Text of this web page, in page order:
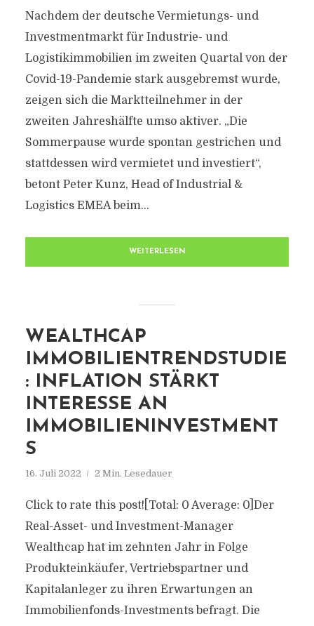
Nachdem der deutsche Vermietungs- und
Investmentmarkt für Industrie- und
Logistikimmobilien im zweiten Quartal von der
Covid-19-Pandemie stark ausgebremst wurde,
zeigen sich die Marktteilnehmer in der
zweiten Jahreshälfte umso aktiver. „Die
Sommerpause wurde spontan gestrichen und
stattdessen wird vermietet und investiert“,
betont Peter Kunz, Head of Industrial &
Logistics EMEA beim...
WEITERLESEN
WEALTHCAP
IMMOBILIENTRENDSTUDIE
: INFLATION STÄRKT
INTERESSE AN
IMMOBILIENINVESTMENT
S
16. Juli 2022 2 Min. Lesedauer
Click to rate this post![Total: 0 Average: 0]Der
Real-Asset- und Investment-Manager
Wealthcap hat im zehnten Jahr in Folge
Produkteinkäufer, Vertriebspartner und
Kapitalanleger zu ihren Erwartungen an
Immobilienfonds-Investments befragt. Die